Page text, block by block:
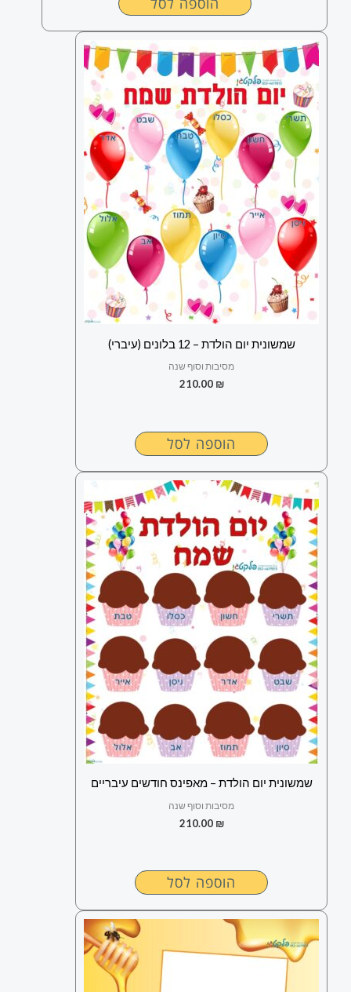
שמשונית יום הולדת – 12 בלונים (עיברי)
מסיבות וסוף שנה
210.00 ₪
הוספה לסל
שמשונית יום הולדת – מאפינס חודשים עיבריים
מסיבות וסוף שנה
210.00 ₪
הוספה לסל